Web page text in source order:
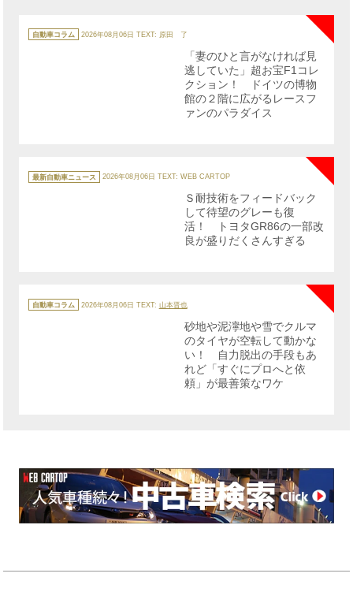
テ
ゴ
自動車コラム 2026年08月06日 TEXT: 原田 了
「妻のひと言がなければ見
逃していた」超お宝F1コレ
クション！ ドイツの博物
館の２階に広がるレースフ
ァンのパラダイス
テ
ゴ
最新自動車ニュース 2026年08月06日 TEXT: WEB CARTOP
Ｓ耐技術をフィードバック
して待望のグレーも復
活！ トヨタGR86の一部改
良が盛りだくさんすぎる
テ
ゴ
自動車コラム 2026年08月06日 TEXT: 山本晋也
砂地や泥濘地や雪でクルマ
のタイヤが空転して動かな
い！ 自力脱出の手段もあ
れど「すぐにプロへと依
頼」が最善策なワケ